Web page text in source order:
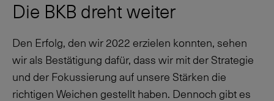
Die BKB dreht weiter
Den Erfolg, den wir 2022 erzielen konnten, sehen
wir als Bestätigung dafür, dass wir mit der Strategie
und der Fokussierung auf unsere Stärken die
richtigen Weichen gestellt haben. Dennoch gibt es